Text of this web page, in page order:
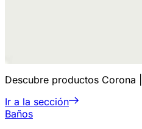
Descubre productos Corona
Ir a la sección
Baños